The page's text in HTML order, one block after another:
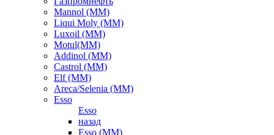
Mannol (ММ)
Liqui Moly (ММ)
Luxoil (ММ)
Motul(ММ)
Addinol (ММ)
Castrol (ММ)
Elf (ММ)
Areca/Selenia (ММ)
Esso
Esso
назад
Esso (ММ)